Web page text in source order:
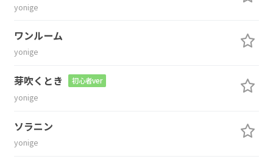
yonige
ワンルーム
yonige
芽吹くとき 初心者ver
yonige
ソラニン
yonige